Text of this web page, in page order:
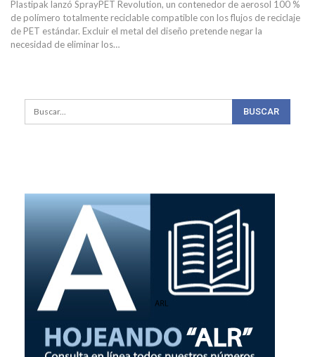
Plastipak lanzó SprayPET Revolution, un contenedor de aerosol 100 %
de polímero totalmente reciclable compatible con los flujos de reciclaje
de PET estándar. Excluir el metal del diseño pretende negar la
necesidad de eliminar los…